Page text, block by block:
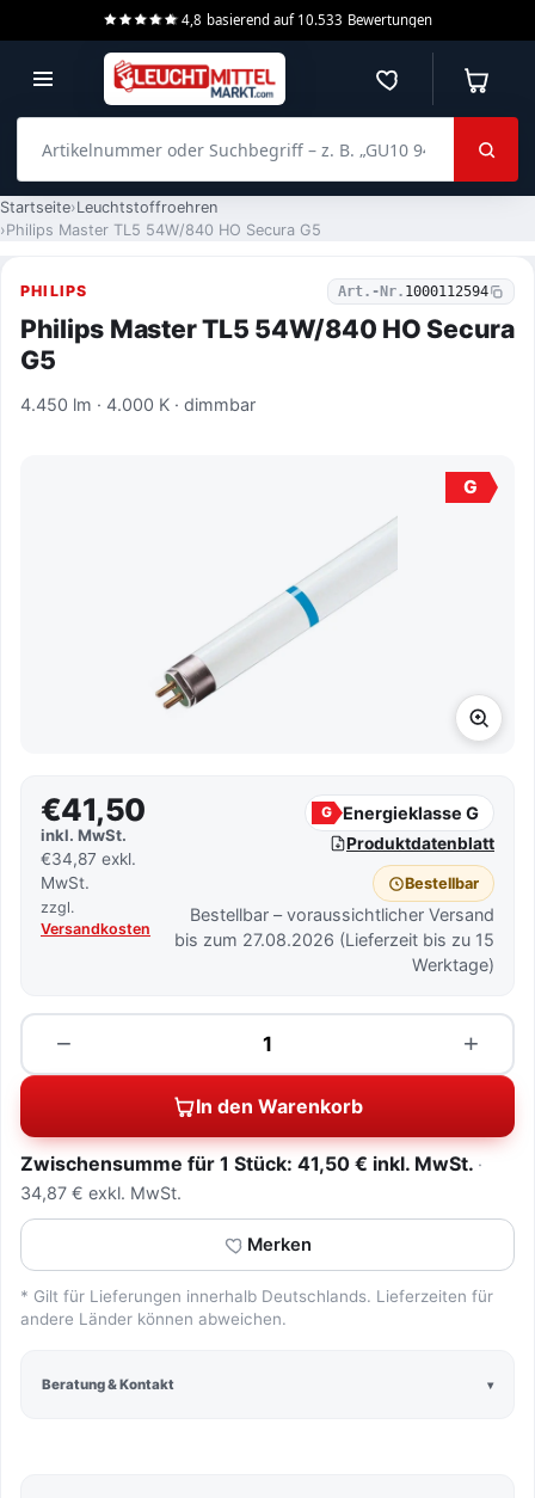
4,8 basierend auf 10.533 Bewertungen
Merkzettel
Startseite Leuchtstoffroehren
Philips Master TL5 54W/840 HO Secura G5
PHILIPS Art.-Nr. 1000112594
Philips Master TL5 54W/840 HO Secura
G5
4.450 lm · 4.000 K · dimmbar
G
€41,50
inkl. MwSt.
€34,87 exkl.
MwSt.
zzgl.
Versandkosten
G Energieklasse G
Produktdatenblatt
Bestellbar
Bestellbar – voraussichtlicher Versand
bis zum 27.08.2026 (Lieferzeit bis zu 15
Werktage)
−
Menge +
In den Warenkorb
Zwischensumme für 1 Stück: 41,50 € inkl. MwSt.
34,87 € exkl. MwSt.
Merken
* Gilt für Lieferungen innerhalb Deutschlands. Lieferzeiten für
andere Länder können abweichen.
Beratung & Kontakt